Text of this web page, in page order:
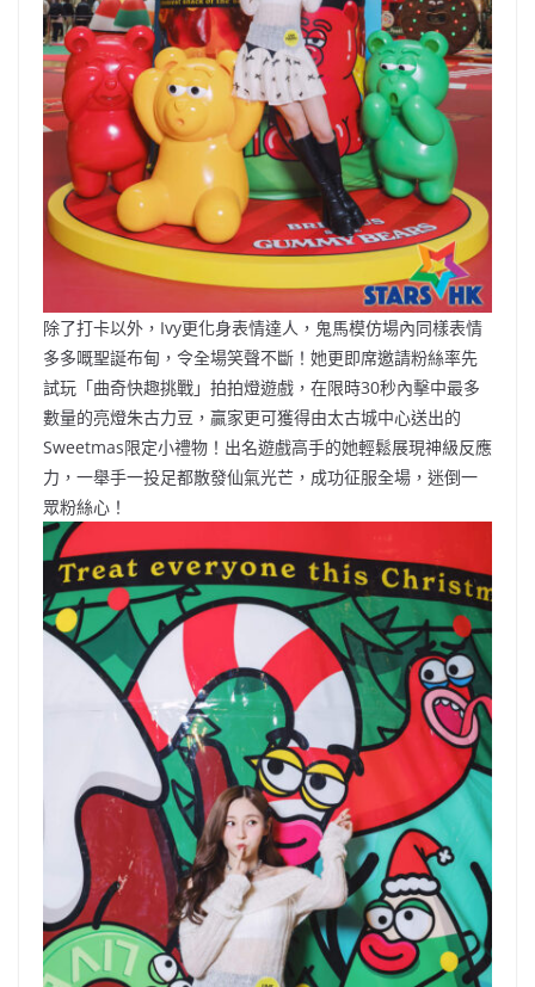
除了打卡以外，Ivy更化身表情達人，鬼馬模仿場內同樣表情
多多嘅聖誕布甸，令全場笑聲不斷！她更即席邀請粉絲率先
試玩「曲奇快趣挑戰」拍拍燈遊戲，在限時30秒內擊中最多
數量的亮燈朱古力豆，贏家更可獲得由太古城中心送出的
Sweetmas限定小禮物！出名遊戲高手的她輕鬆展現神級反應
力，一舉手一投足都散發仙氣光芒，成功征服全場，迷倒一
眾粉絲心！